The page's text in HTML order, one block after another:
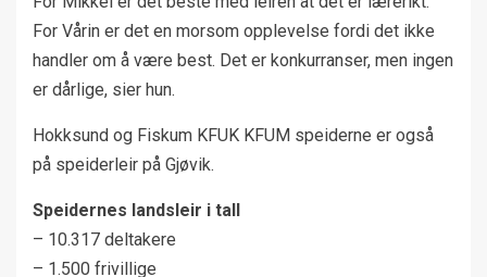
For Vårin er det en morsom opplevelse fordi det ikke
handler om å være best. Det er konkurranser, men ingen
er dårlige, sier hun.
Hokksund og Fiskum KFUK KFUM speiderne er også
på speiderleir på Gjøvik.
Speidernes landsleir i tall
– 10.317 deltakere
– 1.500 frivillige